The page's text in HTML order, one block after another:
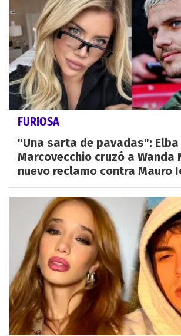
FURIOSA
"Una sarta de pavadas": Elba
Marcovecchio cruzó a Wanda
nuevo reclamo contra Mauro